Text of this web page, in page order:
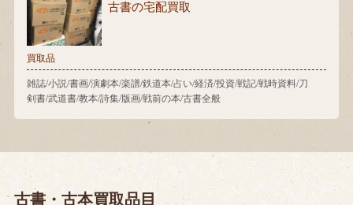
古書の宅配買取
買取品
雑誌/小説/書画/演劇本/楽譜/鉄道本/占い/経済/投資/戦記/戦時資料/刀
剣書/武道書/教本/詩集/版画/戦前の本/古書全般
古書・古本買取品目